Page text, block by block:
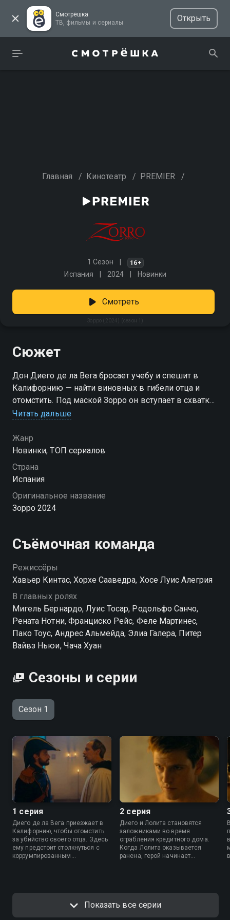
Смотрёшка
ТВ, фильмы и сериалы
Открыть
Главная / Кинотеатр / PREMIER /
1 Сезон 16+
Испания 2024 Новинки
Зорро (2024) (сезон 1)
Смотреть
Сюжет
Дон Диего де ла Вега бросает учебу и спешит в
Калифорнию — найти виновных в гибели отца и
отомстить. Под маской Зорро он вступает в схватку
с продажными чиновниками и губернатором Лос-
— бесстрашная воительница, мастер боевого
искусства своего народа. В этом противостоянии
Диего не только раскроет чужие преступления, но и
столкнется с тайнами собственной семьи, которые
смотрите онлайн в хорошем качестве.
качестве на Смотрёшке
Читать дальше
Жанр
Новинки, ТОП сериалов
Страна
Испания
Оригинальное название
Зорро 2024
Съёмочная команда
Режиссёры
Хавьер Кинтас, Хорхе Сааведра, Хосе Луис Алегрия
В главных ролях
Мигель Бернардо, Луис Тосар, Родольфо Санчо,
Рената Нотни, Франциско Рейс, Феле Мартинес,
Пако Тоус, Андрес Альмейда, Элиа Галера, Питер
Вайвз Ньюи, Чача Хуан
Сезоны и серии
Сезон 1
1 серия
Диего де ла Вега приезжает в
Калифорнию, чтобы отомстить
за убийство своего отца. Здесь
ему предстоит столкнуться с
коррумпированным
ставить общее благо выше
2 серия
Диего и Лолита становятся
заложниками во время
ограбления кредитного дома.
Когда Лолита оказывается
ранена, герой начинает
Показать все серии